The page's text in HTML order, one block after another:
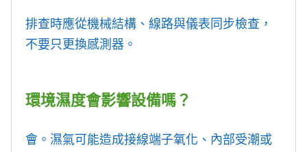
排查時應從機械結構、線路與儀表同步檢查，
不要只更換感測器。
環境濕度會影響設備嗎？
會。濕氣可能造成接線端子氧化、內部受潮或